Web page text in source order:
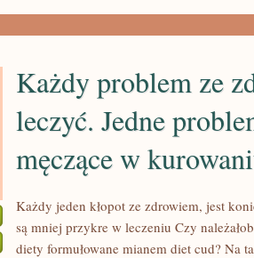
Każdy problem ze
leczyć. Jedne
męczące w
Każdy jeden kłopot ze zdrowiem, jest
są mniej przykre w leczeniu Czy
diety formułowane mianem diet cud? Na